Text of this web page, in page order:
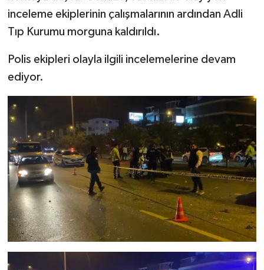
inceleme ekiplerinin çalışmalarının ardından Adli
Tıp Kurumu morguna kaldırıldı.
Polis ekipleri olayla ilgili incelemelerine devam
ediyor.